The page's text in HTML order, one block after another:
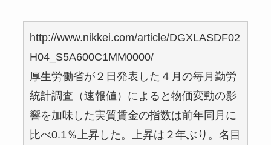
http://www.nikkei.com/article/DGXLASDF02
H04_S5A600C1MM0000/
厚生労働省が２日発表した４月の毎月勤労
統計調査（速報値）によると物価変動の影
響を加味した実質賃金の指数は前年同月に
比べ0.1％上昇した。上昇は２年ぶり。名目